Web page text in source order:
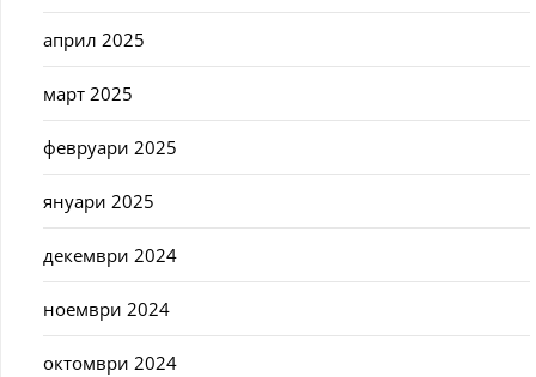
април 2025
март 2025
февруари 2025
януари 2025
декември 2024
ноември 2024
октомври 2024